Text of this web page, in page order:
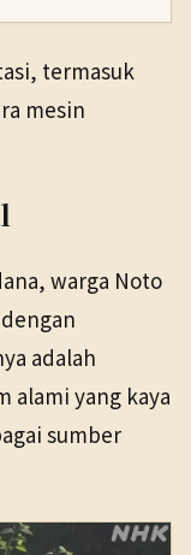
termasuk
mesin
warga Noto
adalah
alami yang kaya
sumber